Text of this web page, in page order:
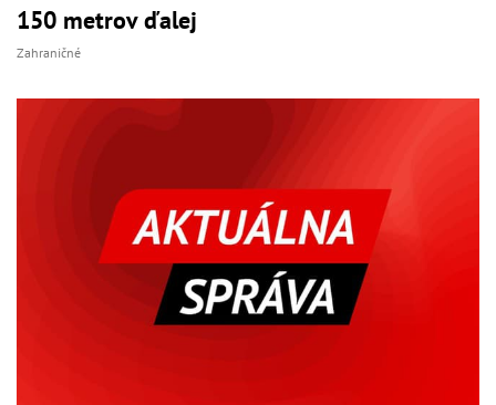
150 metrov ďalej
Zahraničné